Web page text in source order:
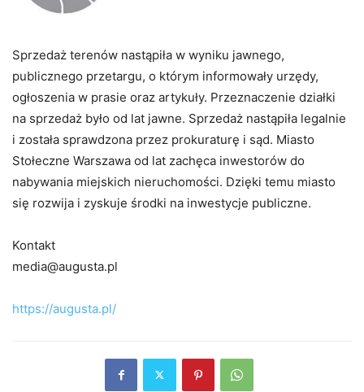
Sprzedaż terenów nastąpiła w wyniku jawnego,
publicznego przetargu, o którym informowały urzędy,
ogłoszenia w prasie oraz artykuły. Przeznaczenie działki
na sprzedaż było od lat jawne. Sprzedaż nastąpiła legalnie
i została sprawdzona przez prokuraturę i sąd. Miasto
Stołeczne Warszawa od lat zachęca inwestorów do
nabywania miejskich nieruchomości. Dzięki temu miasto
się rozwija i zyskuje środki na inwestycje publiczne.
Kontakt
media@augusta.pl
https://augusta.pl/